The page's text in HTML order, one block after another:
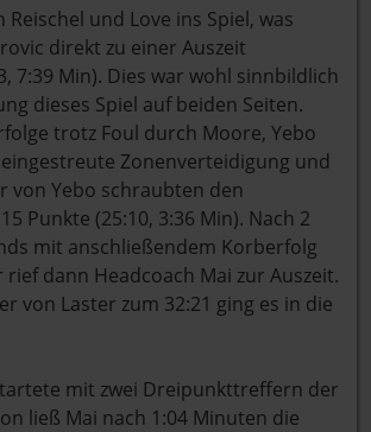
und Love ins Spiel, was
direkt zu einer Auszeit
7:39 Min). Dies war wohl sinnbildlich
dieses Spiel auf beiden Seiten.
trotz Foul durch Moore, Yebo
Zonenverteidigung und
von Yebo schraubten den
Punkte (25:10, 3:36 Min). Nach 2
mit anschließendem Korberfolg
dann Headcoach Mai zur Auszeit.
von Laster zum 32:21 ging es in die
mit zwei Dreipunkttreffern der
ließ Mai nach 1:04 Minuten die